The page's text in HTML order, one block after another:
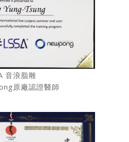
音浪脂雕
原廠認證醫師